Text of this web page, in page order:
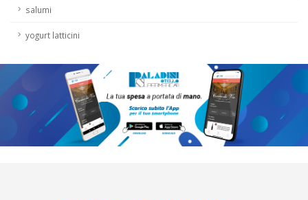
salumi
yogurt latticini